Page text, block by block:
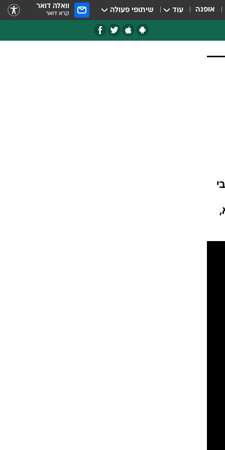
אופנה עוד שיתופי פעולה וואלה דואר
קרא דואר